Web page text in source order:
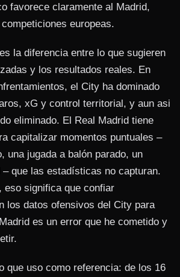
favorece claramente al Madrid,
europeas.
la diferencia entre lo que sugieren
y los resultados reales. En
el City ha dominado
xG y control territorial, y aun asi
eliminado. El Real Madrid tiene
capitalizar momentos puntuales –
una jugada a balón parado, un
que las estadísticas no capturan.
eso significa que confiar
los datos ofensivos del City para
es un error que he cometido y
que uso como referencia: de los 16